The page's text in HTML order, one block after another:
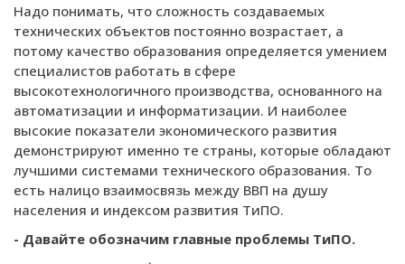
Надо понимать, что сложность создаваемых
технических объектов постоянно возрастает, а
потому качество образования определяется умением
специалистов работать в сфере
высокотехнологичного производства, основанного на
автоматизации и информатизации. И наиболее
высокие показатели экономического развития
демонстрируют именно те страны, которые обладают
лучшими системами технического образования. То
есть налицо взаимосвязь между ВВП на душу
населения и индексом развития ТиПО.
- Давайте обозначим главные проблемы ТиПО.